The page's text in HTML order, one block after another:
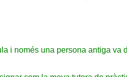
i només una persona antiga va